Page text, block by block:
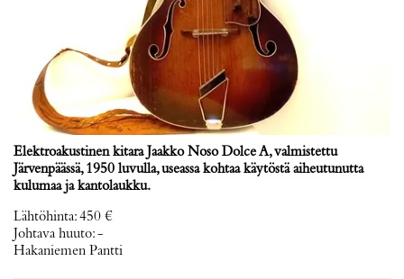
Elektroakustinen kitara Jaakko Noso Dolce A, valmistettu
Järvenpäässä, 1950 luvulla, useassa kohtaa käytöstä aiheutunutta
kulumaa ja kantolaukku.
Lähtöhinta:450 €
Johtava huuto:-
Hakaniemen Pantti